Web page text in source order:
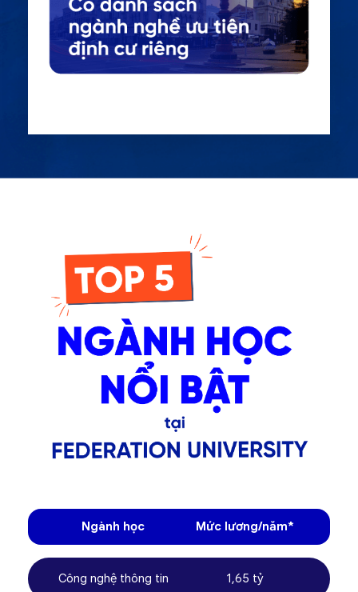
Ngành học Mức lương/năm*
Công nghệ thông tin 1,65 tỷ